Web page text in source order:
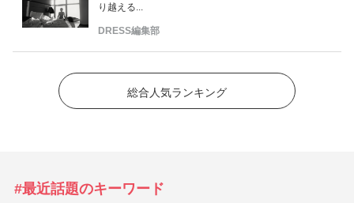
り越える...
DRESS編集部
総合人気ランキング
#最近話題のキーワード